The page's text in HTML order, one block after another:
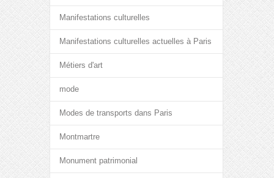
Manifestations culturelles
Manifestations culturelles actuelles à Paris
Métiers d'art
mode
Modes de transports dans Paris
Montmartre
Monument patrimonial